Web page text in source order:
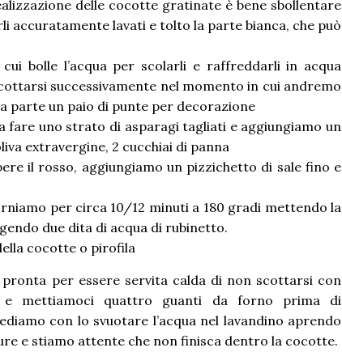
delle cocotte gratinate è bene sbollentare
accuratamente lavati e tolto la parte bianca, che può
bolle l’acqua per scolarli e raffreddarli in acqua
successivamente nel momento in cui andremo
parte un paio di punte per decorazione
uno strato di asparagi tagliati e aggiungiamo un
extravergine, 2 cucchiai di panna
il rosso, aggiungiamo un pizzichetto di sale fino e
per circa 10/12 minuti a 180 gradi mettendo la
due dita di acqua di rubinetto.
cocotte o pirofila
per essere servita calda di non scottarsi con
e mettiamoci quattro guanti da forno prima di
con lo svuotare l’acqua nel lavandino aprendo
e stiamo attente che non finisca dentro la cocotte.